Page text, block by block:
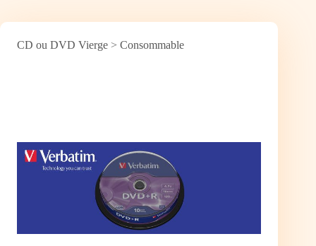
CD ou DVD Vierge > Consommable